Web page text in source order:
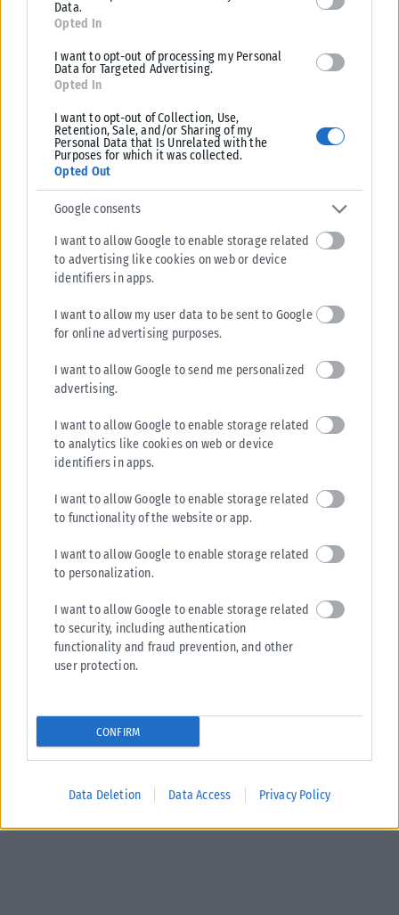
Data.
Opted In
I want to opt-out of processing my Personal
Data for Targeted Advertising.
Opted In
I want to opt-out of Collection, Use,
Retention, Sale, and/or Sharing of my
Personal Data that Is Unrelated with the
Purposes for which it was collected.
Opted Out
Google consents
I want to allow Google to enable storage related
to advertising like cookies on web or device
identifiers in apps.
I want to allow my user data to be sent to Google
for online advertising purposes.
I want to allow Google to send me personalized
advertising.
I want to allow Google to enable storage related
to analytics like cookies on web or device
identifiers in apps.
I want to allow Google to enable storage related
to functionality of the website or app.
I want to allow Google to enable storage related
to personalization.
I want to allow Google to enable storage related
to security, including authentication
functionality and fraud prevention, and other
user protection.
CONFIRM
Data Deletion Data Access Privacy Policy